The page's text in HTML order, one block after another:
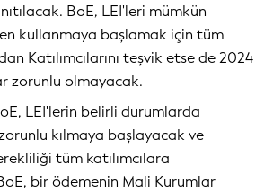
BoE, LEI'leri mümkün
kullanmaya başlamak için tüm
Katılımcılarını teşvik etse de 2024
zorunlu olmayacak.
LEI'lerin belirli durumlarda
zorunlu kılmaya başlayacak ve
tüm katılımcılara
bir ödemenin Mali Kurumlar